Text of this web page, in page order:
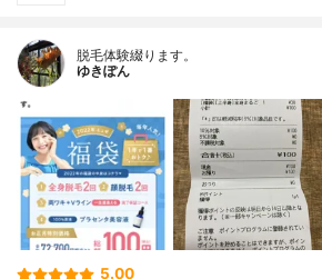
脱毛体験綴ります。
ゆきぽん
5.00